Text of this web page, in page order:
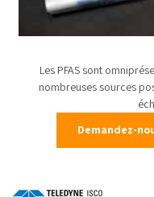
Les PFAS sont
nombreuses sources
Demandez-